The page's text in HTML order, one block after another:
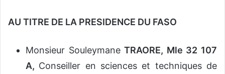
AU TITRE DE LA PRESIDENCE DU FASO
Monsieur SouleymaneTRAORE, Mle 32 107
A, Conseiller en sciences et techniques de